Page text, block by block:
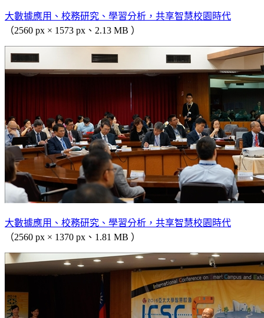
大數據應用、校務研究、學習分析，共享智慧校園時代
（2560 px × 1573 px、2.13 MB ）
大數據應用、校務研究、學習分析，共享智慧校園時代
（2560 px × 1370 px、1.81 MB ）